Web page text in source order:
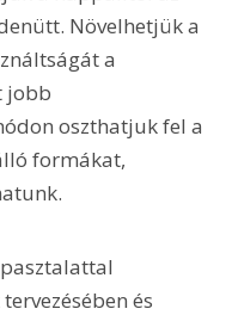
Növelhetjük a
a
jobb
oszthatjuk fel a
formákat,
és